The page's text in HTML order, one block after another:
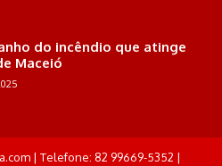
do incêndio que atinge
Maceió
| Telefone: 82 99669-5352 |